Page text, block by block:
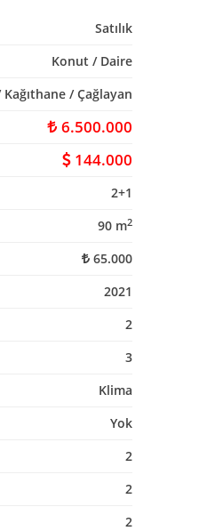
Satılık
Konut / Daire
/ Çağlayan
6.500.000
144.000
2+1
90 m2
65.000
2021
2
3
Klima
Yok
2
2
2